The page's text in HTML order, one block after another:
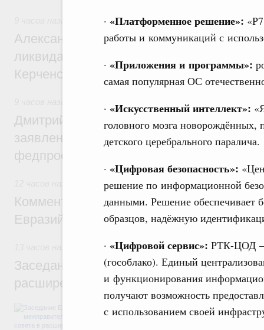
· «Платформенное решение»:
работы и коммуникаций с
· «Приложения и программы»:
самая популярная ОС
· «Искусственный интеллект»:
головного мозга новорождённых,
детского церебрального паралича.
· «Цифровая безопасность»:
решение по информационной
данными. Решение обеспечивает
образцов, надёжную
· «Цифровой сервис»: РТК-ЦОД –
(гособлако). Единый
и функционирования
получают возможность
с использованием своей
Чрезвычайные ситуации и ликвидация их
Александр Козлов провёл заседание
ликвидации последствий чрезвычайной
Керченском проливе
Дмитрий Чернышенко: Установлен
заявлений от абитуриентов колледжей и
федпроекта «Профессионалитет»
Евразийский экономический союз.
Комментарий Алексея Оверчука по
Евразийского межправительственного
Евразийский экономический союз.
Заседание Евразийского
расширенном составе
В повестке заседания актуальные
числе совершенствование кооперации в